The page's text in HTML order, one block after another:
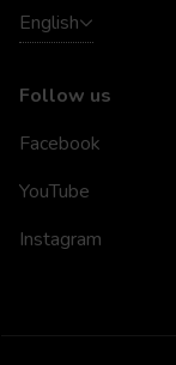
English
Follow us
Facebook
YouTube
Instagram